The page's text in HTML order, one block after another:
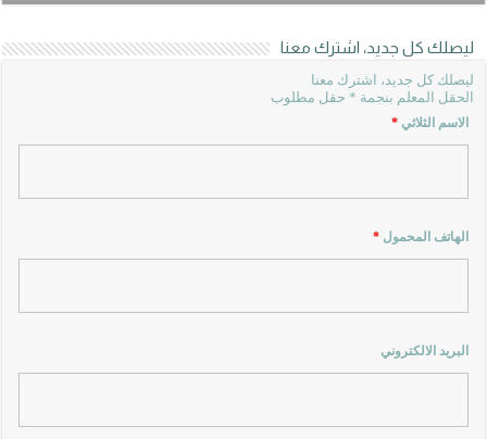
ليصلك كل جديد، اشترك معنا
ليصلك كل جديد، اشترك معنا
الحقل المعلم بنجمة * حقل مطلوب
الاسم الثلاثي*
الهاتف المحمول*
البريد الالكتروني